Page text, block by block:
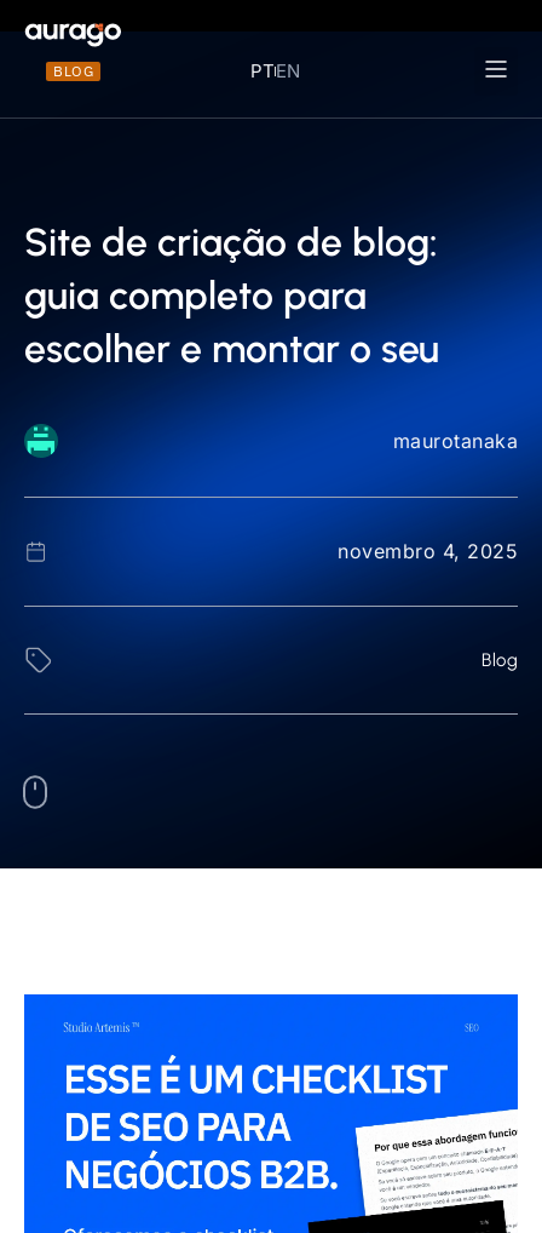
BLOG PTEN
Site de criação de blog:
guia completo para
escolher e montar o seu
maurotanaka
novembro 4, 2025
Blog